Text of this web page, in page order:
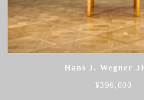
Hans J. Wegner
¥396,000